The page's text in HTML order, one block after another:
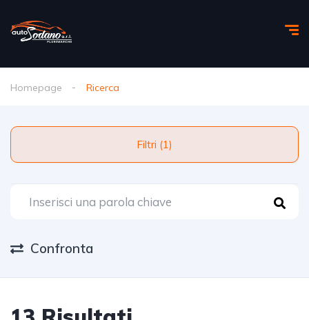
Homepage Ricerca
Filtri (1)
Confronta